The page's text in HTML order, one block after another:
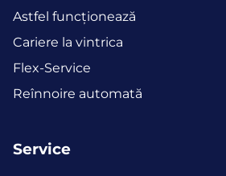
Astfel funcţionează
Cariere la vintrica
Flex-Service
Reînnoire automată
Service